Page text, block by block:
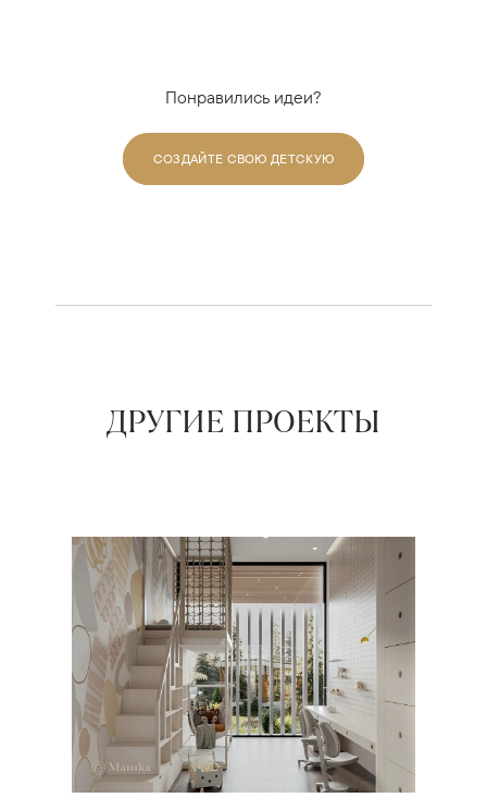
Понравились идеи?
СОЗДАЙТЕ СВОЮ ДЕТСКУЮ
ДРУГИЕ ПРОЕКТЫ